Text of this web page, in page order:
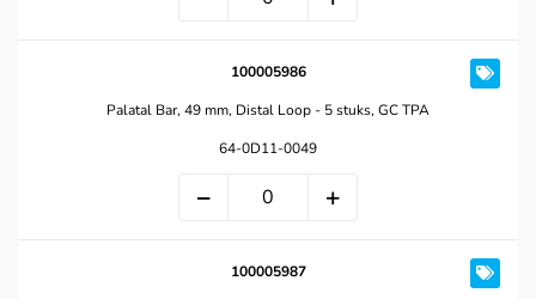
100005986
Palatal Bar, 49 mm, Distal Loop - 5 stuks, GC TPA
64-0D11-0049
100005987